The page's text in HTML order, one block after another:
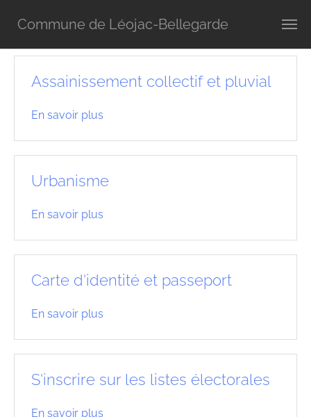
Commune de Léojac-Bellegarde
Accueil Vie pratique Démarches administratives
Assainissement collectif et pluvial
En savoir plus
Urbanisme
En savoir plus
Carte d'identité et passeport
En savoir plus
S'inscrire sur les listes électorales
En savoir plus